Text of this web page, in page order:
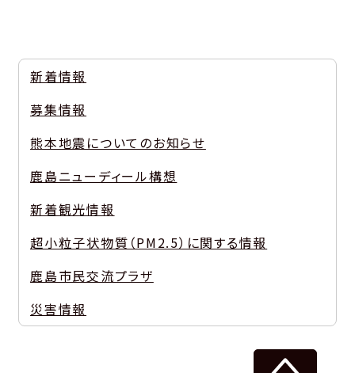
新着情報
募集情報
熊本地震についてのお知らせ
鹿島ニューディール構想
新着観光情報
超小粒子状物質（PM2.5）に関する情報
鹿島市民交流プラザ
災害情報